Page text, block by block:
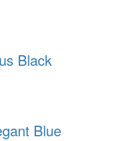
Black
Blue